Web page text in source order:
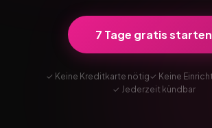
7 Tage gratis starten
✓ Keine Kreditkarte nötig✓ Keine
✓ Jederzeit kündbar